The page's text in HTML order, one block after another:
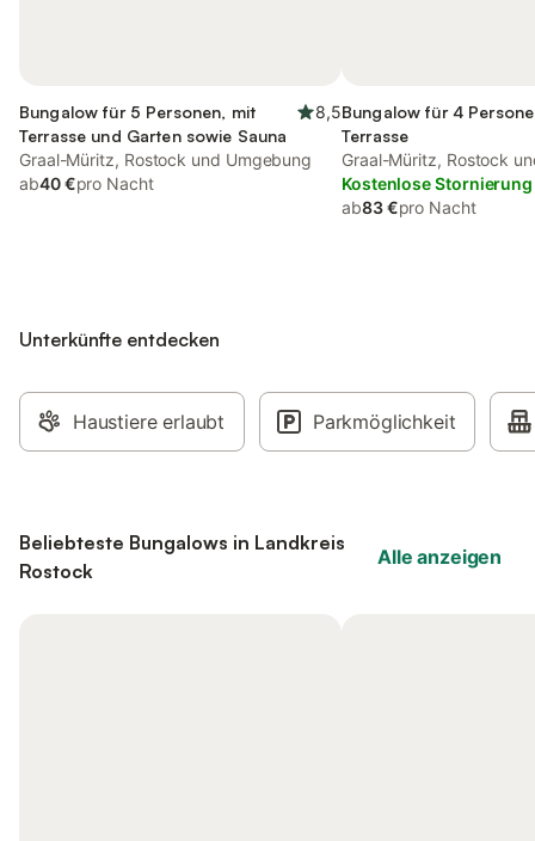
Bungalow für 5 Personen, mit
Terrasse und Garten sowie Sauna
8,5
Graal-Müritz, Rostock und Umgebung
ab40 €pro Nacht
Bungalow für 4
Terrasse
Graal-Müritz, Rostock
Kostenlose Stornierung
ab83 €pro Nacht
Unterkünfte entdecken
Haustiere erlaubt Parkmöglichkeit
Beliebteste Bungalows in Landkreis
Rostock
Alle anzeigen